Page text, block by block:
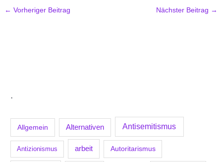
.
Allgemein Alternativen Antisemitismus
Antizionismus arbeit Autoritarismus
← Vorheriger Beitrag Nächster Beitrag →